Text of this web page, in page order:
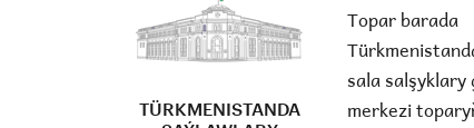
TÜRKMENISTANDA
Topar barada
sala
merkezi